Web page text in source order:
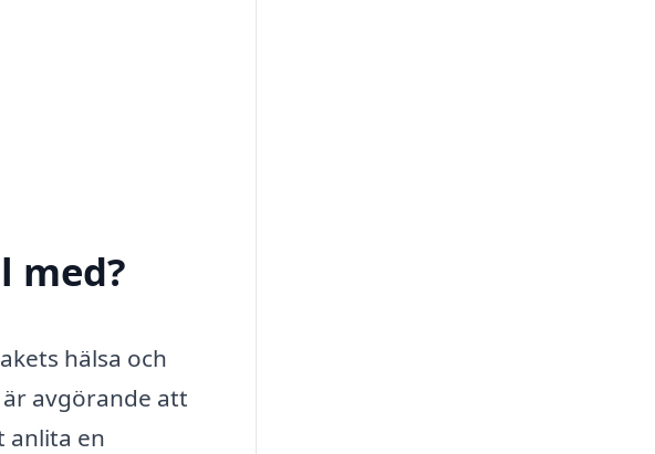
med?
hälsa och
avgörande att
anlita en